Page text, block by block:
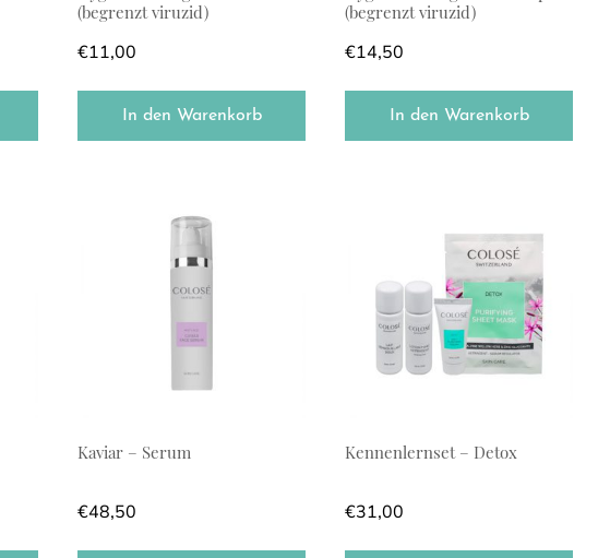
(begrenzt viruzid)
€11,00
In den Warenkorb
(begrenzt viruzid)
€14,50
In den Warenkorb
Kaviar – Serum
€48,50
Kennenlernset – Detox
€31,00